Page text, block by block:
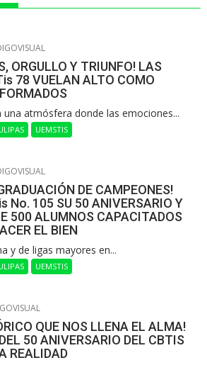
ORGULLO Y TRIUNFO! LAS
78 VUELAN ALTO COMO
una atmósfera donde las emociones...
UEMSTIS
DE CAMPEONES!
No. 105 SU 50 ANIVERSARIO Y
500 ALUMNOS CAPACITADOS
EL BIEN
y de ligas mayores en...
UEMSTIS
QUE NOS LLENA EL ALMA!
50 ANIVERSARIO DEL CBTIS
REALIDAD